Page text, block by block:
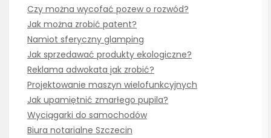
Czy można wycofać pozew o rozwód?
Jak można zrobić patent?
Namiot sferyczny glamping
Jak sprzedawać produkty ekologiczne?
Reklama adwokata jak zrobić?
Projektowanie maszyn wielofunkcyjnych
Jak upamiętnić zmarłego pupila?
Wyciągarki do samochodów
Biura notarialne Szczecin